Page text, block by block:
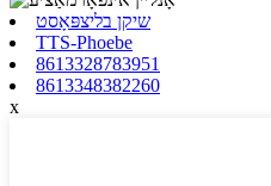
שיקן בליצפּאָסט
TTS-Phoebe
8613328783951
8613348382260
x